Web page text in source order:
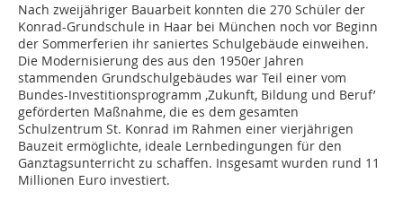
Nach zweijähriger Bauarbeit konnten die 270 Schüler der
Konrad-Grundschule in Haar bei München noch vor Beginn
der Sommerferien ihr saniertes Schulgebäude einweihen.
Die Modernisierung des aus den 1950er Jahren
stammenden Grundschulgebäudes war Teil einer vom
Bundes-Investitionsprogramm ‚Zukunft, Bildung und Beruf’
geförderten Maßnahme, die es dem gesamten
Schulzentrum St. Konrad im Rahmen einer vierjährigen
Bauzeit ermöglichte, ideale Lernbedingungen für den
Ganztagsunterricht zu schaffen. Insgesamt wurden rund 11
Millionen Euro investiert.